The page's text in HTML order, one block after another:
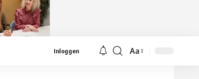
Inloggen
Lettergrootte
Aa